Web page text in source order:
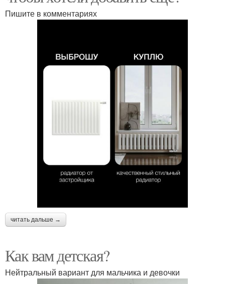
Пишите в комментариях
читать дальше →
Как вам детская?
Нейтральный вариант для мальчика и девочки